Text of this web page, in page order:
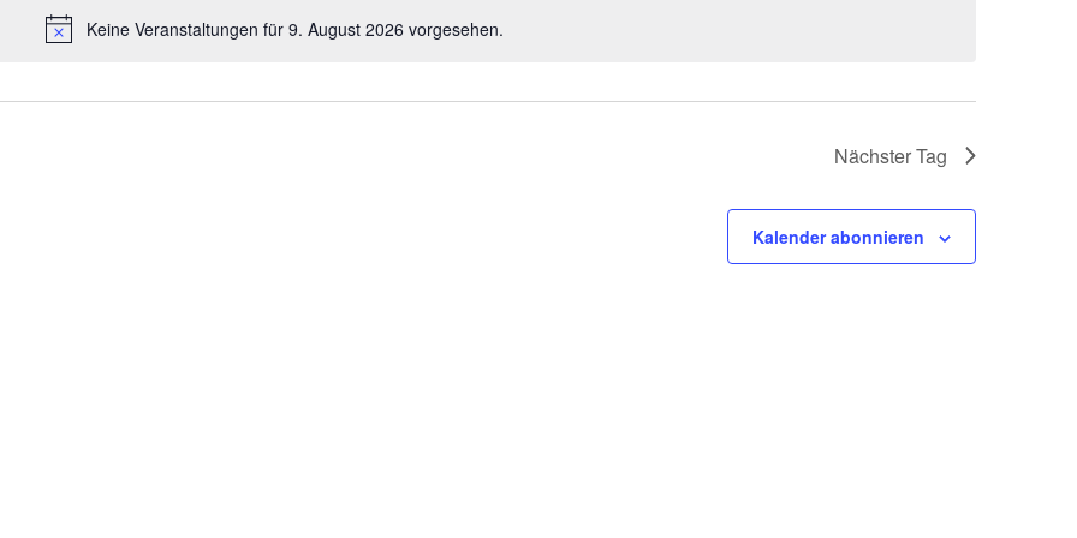
Hinweis
Keine Veranstaltungen für 9. August 2026 vorgesehen.
Nächster Tag
Kalender abonnieren